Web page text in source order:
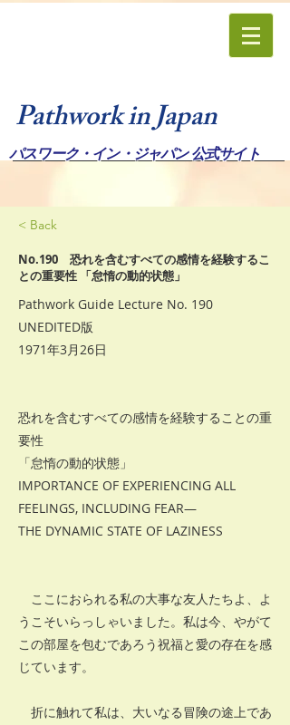
Pathwork in Japan
パスワーク・イン・ジャパン 公式サイト
< Back
No.190 恐れを含むすべての感情を経験するこ
との重要性 「怠惰の動的状態」
Pathwork Guide Lecture No. 190
UNEDITED版
1971年3月26日
恐れを含むすべての感情を経験することの重
要性
「怠惰の動的状態」
IMPORTANCE OF EXPERIENCING ALL
FEELINGS, INCLUDING FEAR—
THE DYNAMIC STATE OF LAZINESS
ここにおられる私の大事な友人たちよ、よ
うこそいらっしゃいました。私は今、やがて
この部屋を包むであろう祝福と愛の存在を感
じています。
折に触れて私は、大いなる冒険の途上であ